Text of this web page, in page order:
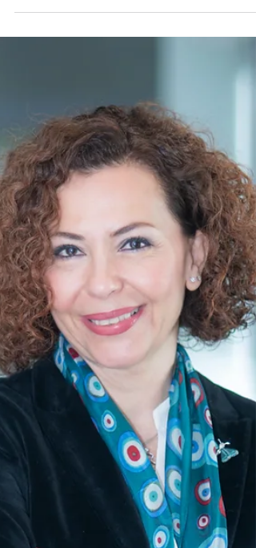
İYİ EVLİLİKLER Mİ ?
Birleşmeler Üzerine"
Her görkemli düğün iyi bir evlilik midir?
Bilançoyu büyütürken uzmanlığı, kültürü ve
sigortalının gerçek faydasını da
mu? Eğer cevap hayırsa, o zaman sektör
sanıldığının aksine büyümüyor, sadece
birleşiyor olabilir. Çünkü sistem sigortalının
seçeneği olduğu sürece güçlüdür. Tam da
bu yüzden sektörün geleceğinde hem
sermayeye hem de butik akla ihtiyaç var.